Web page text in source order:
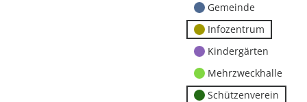
Gemeinde
Infozentrum
Kindergärten
Mehrzweckhalle
Schützenverein